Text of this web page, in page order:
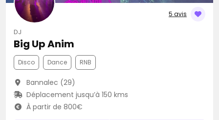
5 avis
DJ
Big Up Anim
Disco Dance RNB
Bannalec (29)
Déplacement jusqu’à 150 kms
À partir de 800€